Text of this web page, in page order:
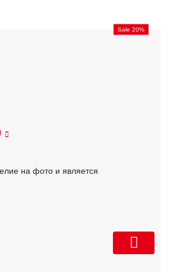
Sale 20%
на фото и является